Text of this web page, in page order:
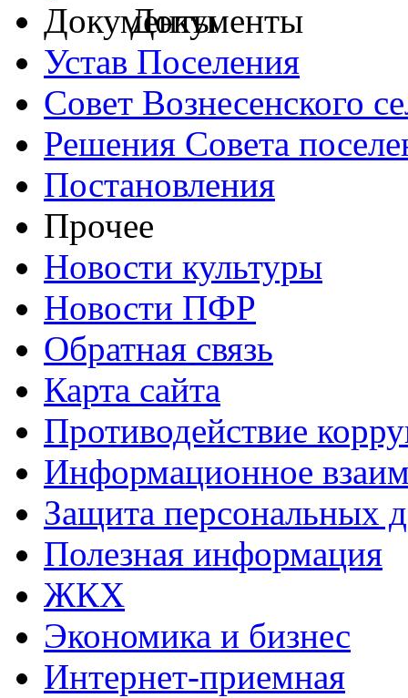
Документы
Устав Поселения
Совет Вознесенского
Решения Совета
Постановления
Прочее
Новости культуры
Новости ПФР
Обратная связь
Карта сайта
Противодействие
Информационное
Защита персональных
Полезная информация
ЖКХ
Экономика и бизнес
Интернет-приемная